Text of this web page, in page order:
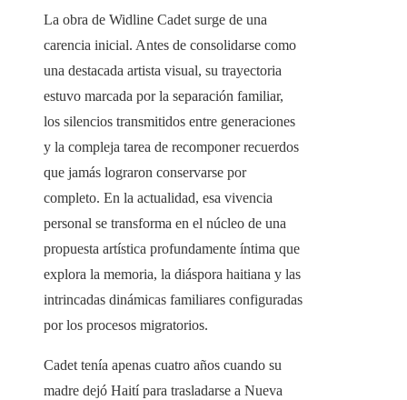
La obra de Widline Cadet surge de una
carencia inicial. Antes de consolidarse como
una destacada artista visual, su trayectoria
estuvo marcada por la separación familiar,
los silencios transmitidos entre generaciones
y la compleja tarea de recomponer recuerdos
que jamás lograron conservarse por
completo. En la actualidad, esa vivencia
personal se transforma en el núcleo de una
propuesta artística profundamente íntima que
explora la memoria, la diáspora haitiana y las
intrincadas dinámicas familiares configuradas
por los procesos migratorios.
Cadet tenía apenas cuatro años cuando su
madre dejó Haití para trasladarse a Nueva